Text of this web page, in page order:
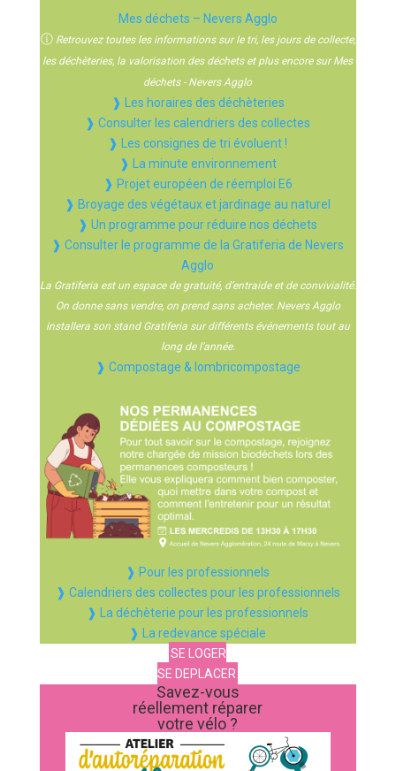
Mes déchets – Nevers Agglo
ⓘ Retrouvez toutes les informations sur le tri, les jours de collecte,
les déchèteries, la valorisation des déchets et plus encore sur Mes
déchets - Nevers Agglo
❱ Les horaires des déchèteries
❱ Consulter les calendriers des collectes
❱ Les consignes de tri évoluent !
❱ La minute environnement
❱ Projet européen de réemploi E6
❱ Broyage des végétaux et jardinage au naturel
❱ Un programme pour réduire nos déchets
❱ Consulter le programme de la Gratiferia de Nevers
Agglo
La Gratiferia est un espace de gratuité, d’entraide et de convivialité.
On donne sans vendre, on prend sans acheter. Nevers Agglo
installera son stand Gratiferia sur différents événements tout au
long de l’année.
❱ Compostage & lombricompostage
❱ Pour les professionnels
❱ Calendriers des collectes pour les professionnels
❱ La déchèterie pour les professionnels
❱ La redevance spéciale
SE LOGER
SE DEPLACER
Savez-vous
réellement réparer
votre vélo ?